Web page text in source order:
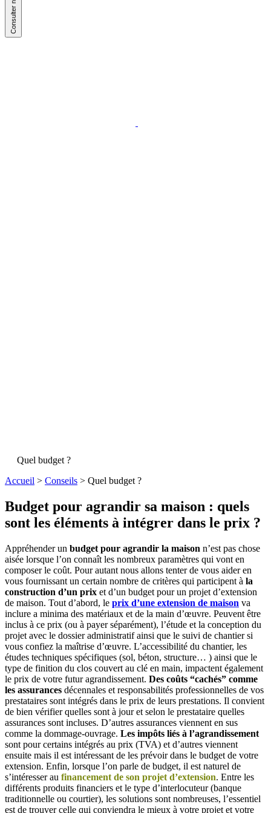
Quel budget ?
Accueil > Conseils > Quel budget ?
Budget pour agrandir sa maison : quels
sont les éléments à intégrer dans le prix ?
Appréhender un budget pour agrandir la maison n’est pas chose
aisée lorsque l’on connaît les nombreux paramètres qui vont en
composer le coût. Pour autant nous allons tenter de vous aider en
vous fournissant un certain nombre de critères qui participent à la
construction d’un prix et d’un budget pour un projet d’extension
de maison. Tout d’abord, le prix d’une extension de maison va
inclure a minima des matériaux et de la main d’œuvre. Peuvent être
inclus à ce prix (ou à payer séparément), l’étude et la conception du
projet avec le dossier administratif ainsi que le suivi de chantier si
vous confiez la maîtrise d’œuvre. L’accessibilité du chantier, les
études techniques spécifiques (sol, béton, structure… ) ainsi que le
type de finition du clos couvert au clé en main, impactent également
le prix de votre futur agrandissement. Des coûts “cachés” comme
les assurances décennales et responsabilités professionnelles de vos
prestataires sont intégrés dans le prix de leurs prestations. Il convient
de bien vérifier quelles sont à jour et selon le prestataire quelles
assurances sont incluses. D’autres assurances viennent en sus
comme la dommage-ouvrage. Les impôts liés à l’agrandissement
sont pour certains intégrés au prix (TVA) et d’autres viennent
ensuite mais il est intéressant de les prévoir dans le budget de votre
extension. Enfin, lorsque l’on parle de budget, il est naturel de
s’intéresser au financement de son projet d’extension. Entre les
différents produits financiers et le type d’interlocuteur (banque
traditionnelle ou courtier), les solutions sont nombreuses, l’essentiel
est de trouver celle qui conviendra le mieux à votre projet et votre